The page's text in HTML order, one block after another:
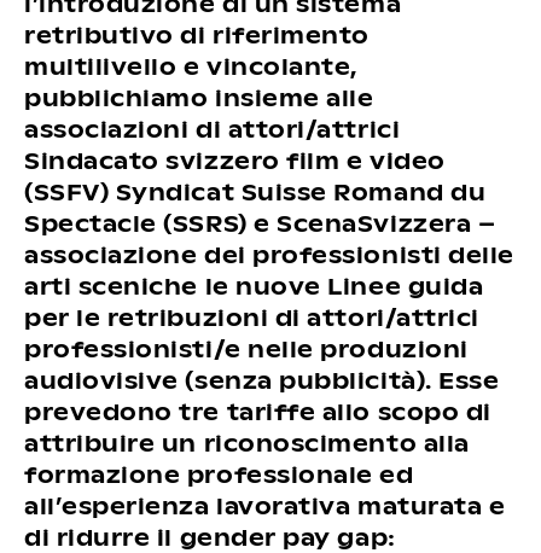
retributivo di riferimento
multilivello e vincolante,
pubblichiamo insieme alle
associazioni di attori/attrici
Sindacato svizzero film e video
(SSFV) Syndicat Suisse Romand du
Spectacle (SSRS) e ScenaSvizzera –
associazione dei professionisti delle
arti sceniche le nuove Linee guida
per le retribuzioni di attori/attrici
professionisti/e nelle produzioni
audiovisive (senza pubblicità). Esse
prevedono tre tariffe allo scopo di
attribuire un riconoscimento alla
formazione professionale ed
all’esperienza lavorativa maturata e
di ridurre il gender pay gap: